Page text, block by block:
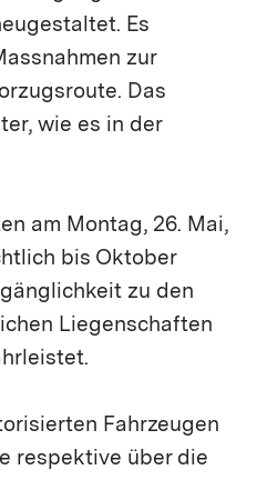
Es
zur
Das
wie es in der
am Montag, 26. Mai,
bis Oktober
zu den
Liegenschaften
Fahrzeugen
respektive über die